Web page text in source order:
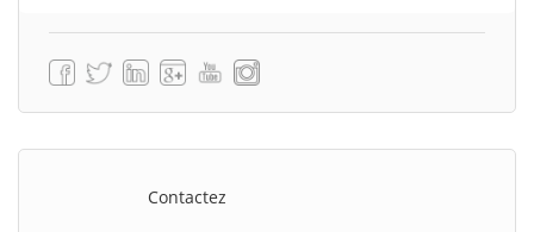
Contactez